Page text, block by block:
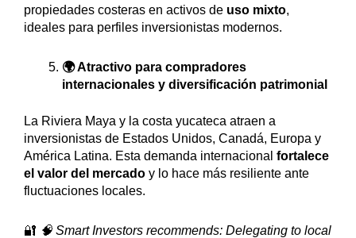
propiedades costeras en activos de uso mixto,
ideales para perfiles inversionistas modernos.
🌍 Atractivo para compradores
internacionales y diversificación patrimonial
La Riviera Maya y la costa yucateca atraen a
inversionistas de Estados Unidos, Canadá, Europa y
América Latina. Esta demanda internacional fortalece
el valor del mercado y lo hace más resiliente ante
fluctuaciones locales.
🔐 🧠 Smart Investors recommends: Delegating to local